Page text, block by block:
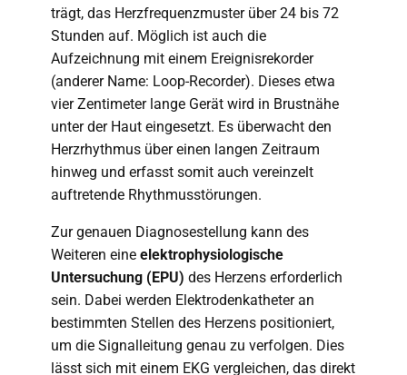
trägt, das Herzfrequenzmuster über 24 bis 72
Stunden auf. Möglich ist auch die
Aufzeichnung mit einem Ereignisrekorder
(anderer Name: Loop-Recorder). Dieses etwa
vier Zentimeter lange Gerät wird in Brustnähe
unter der Haut eingesetzt. Es überwacht den
Herzrhythmus über einen langen Zeitraum
hinweg und erfasst somit auch vereinzelt
auftretende Rhythmusstörungen.
Zur genauen Diagnosestellung kann des
Weiteren eine elektrophysiologische
Untersuchung (EPU) des Herzens erforderlich
sein. Dabei werden Elektrodenkatheter an
bestimmten Stellen des Herzens positioniert,
um die Signalleitung genau zu verfolgen. Dies
lässt sich mit einem EKG vergleichen, das direkt